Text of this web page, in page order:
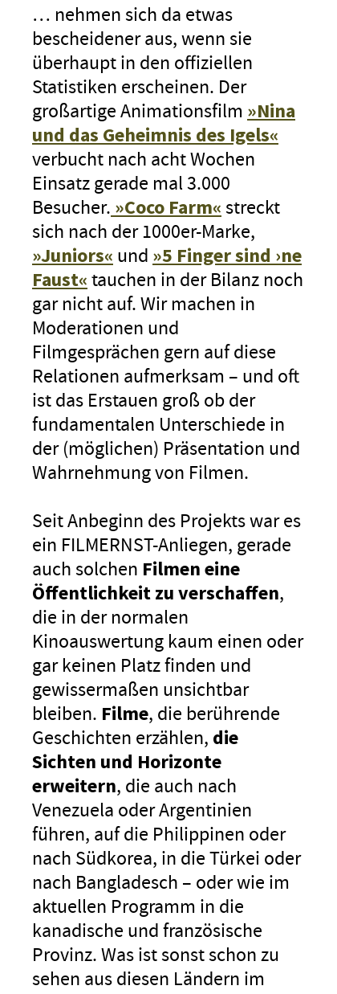
… nehmen sich da etwas
bescheidener aus, wenn sie
überhaupt in den offiziellen
Statistiken erscheinen. Der
großartige Animationsfilm »Nina
und das Geheimnis des Igels«
verbucht nach acht Wochen
Einsatz gerade mal 3.000
Besucher. »Coco Farm« streckt
sich nach der 1000er-Marke,
»Juniors« und »5 Finger sind ›ne
Faust«tauchen in der Bilanz noch
gar nicht auf. Wir machen in
Moderationen und
Filmgesprächen gern auf diese
Relationen aufmerksam – und oft
ist das Erstauen groß ob der
fundamentalen Unterschiede in
der (möglichen) Präsentation und
Wahrnehmung von Filmen.
Seit Anbeginn des Projekts war es
ein FILMERNST-Anliegen, gerade
auch solchen Filmen eine
Öffentlichkeit zu verschaffen,
die in der normalen
Kinoauswertung kaum einen oder
gar keinen Platz finden und
gewissermaßen unsichtbar
bleiben. Filme, die berührende
Geschichten erzählen, die
Sichten und Horizonte
erweitern, die auch nach
Venezuela oder Argentinien
führen, auf die Philippinen oder
nach Südkorea, in die Türkei oder
nach Bangladesch – oder wie im
aktuellen Programm in die
kanadische und französische
Provinz. Was ist sonst schon zu
sehen aus diesen Ländern im